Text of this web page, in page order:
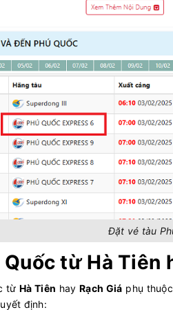
KA LONG 68
PHÚ QUỐC EXPRESS
Superdong VII
CHẤN KHA LUXURY
PHÚ QUỐC EXPRESS
6
Superdong V
Đặt vé tàu
từ Hà Tiên
từ Hà Tiên hayRạch Giá phụ
định: